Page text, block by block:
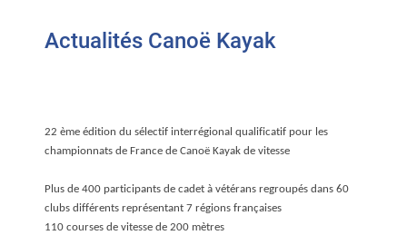
Actualités Canoë Kayak
22 ème édition du sélectif interrégional qualificatif pour les
championnats de France de Canoë Kayak de vitesse
Plus de 400 participants de cadet à vétérans regroupés dans 60
clubs différents représentant 7 régions françaises
110 courses de vitesse de 200 mètres